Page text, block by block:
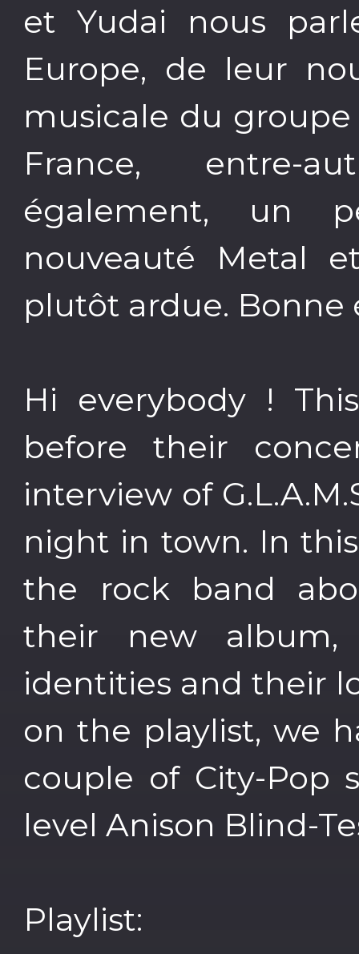
et Yudai nous
Europe, de leur
musicale du
France, entre-
également, un
nouveauté Metal
plutôt ardue. Bonne
Hi everybody !
before their
interview of
night in town. In
the rock band
their new album,
identities and their
on the playlist, we
couple of City-Pop
level Anison Blind-
Playlist: